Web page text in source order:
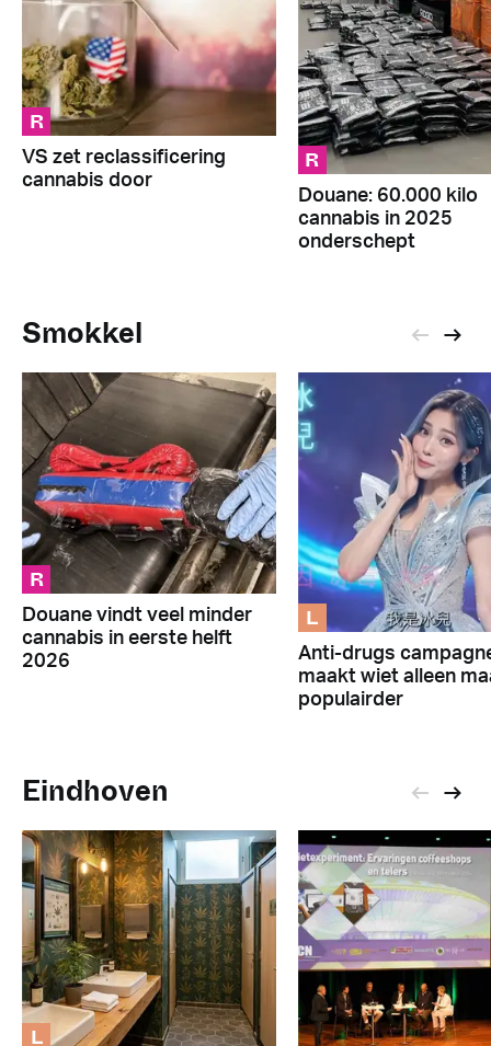
R
VS zet reclassificering
cannabis door
R
Douane: 60.000 kilo
cannabis in 2025
onderschept
Smokkel
R
Douane vindt veel minder
cannabis in eerste helft
2026
L
Anti-drugs
maakt wiet alleen
populairder
Eindhoven
L